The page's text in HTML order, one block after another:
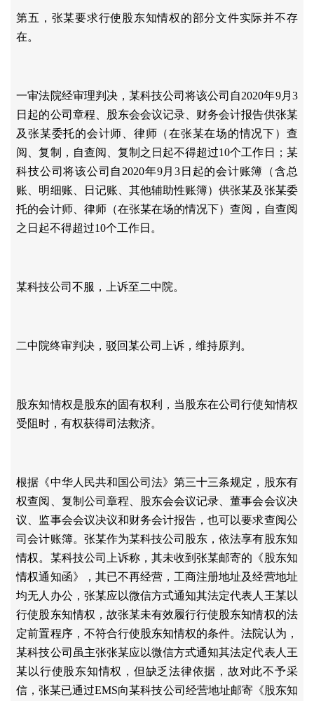
第五，张某要求行使股东知情权的部分文件实际并不存
在。
一审法院经审理判决，某科技公司将该公司自2020年9月3
日起的公司章程、股东会会议记录、财务会计报告供张某
及张某委托的会计师、律师（在张某在场的情况下）查
阅、复制，自查阅、复制之日起不得超过10个工作日；某
科技公司将该公司自2020年9月3日起的会计账簿（含总
账、明细账、日记账、其他辅助性账簿）供张某及张某委
托的会计师、律师（在张某在场的情况下）查阅，自查阅
之日起不得超过10个工作日。
某科技公司不服，上诉至二中院。
二中院终审判决，驳回某公司上诉，维持原判。
股东知情权是股东的固有权利，当股东在公司行使知情权
受阻时，有权获得司法救济。
根据《中华人民共和国公司法》第三十三条规定，股东有
权查阅、复制公司章程、股东会会议记录、董事会会议决
议、监事会会议决议和财务会计报告，也可以要求查阅公
司会计账簿。张某作为某科技公司股东，依法享有股东知
情权。某科技公司上诉称，其未收到张某邮寄的《股东知
情权通知函》，其已不再经营，工商注册地址及经营地址
均无人办公，张某应以微信方式通知其法定代表人王某以
行使股东知情权，故张某未有效履行行使股东知情权的法
定前置程序，不符合行使股东知情权的条件。法院认为，
某科技公司虽主张张某应以微信方式通知其法定代表人王
某以行使股东知情权，但缺乏法律依据，故对此不予采
信，张某已通过EMS向某科技公司经营地址邮寄《股东知